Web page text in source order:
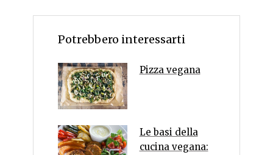
Potrebbero interessarti
Pizza vegana
Le basi della
cucina vegana: